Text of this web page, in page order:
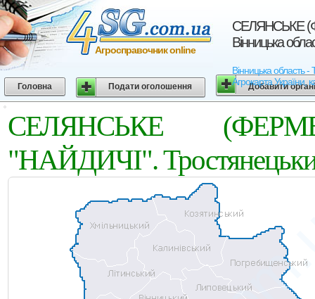
СЕЛЯНСЬКЕ
Вінницька
Вінницька
Агрокарта України,
Агросправочник online
Головна Подати оголошення Добавити
СЕЛЯНСЬКЕ
"НАЙДИЧI".